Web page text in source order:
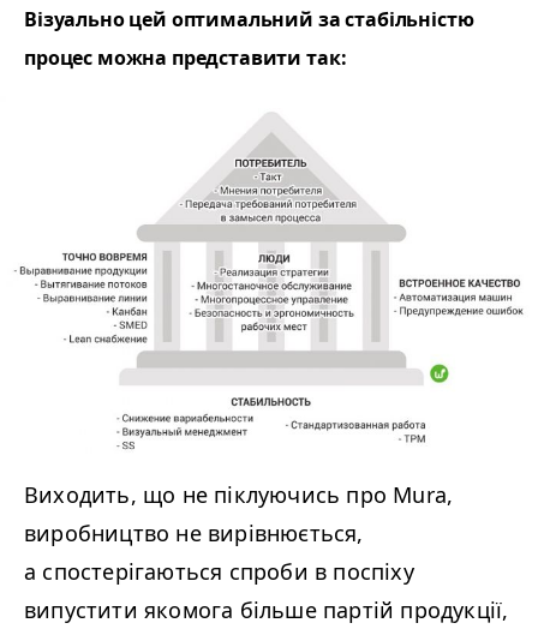
Візуально цей оптимальний за стабільністю
процес можна представити так:
Виходить, що не піклуючись про Mura,
виробництво не вирівнюється,
а спостерігаються спроби в поспіху
випустити якомога більше партій продукції,